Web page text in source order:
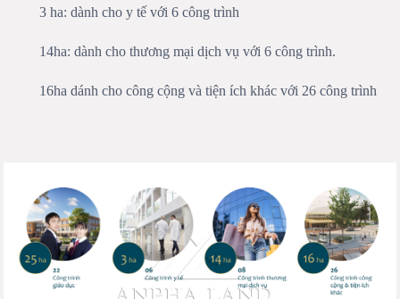
3 ha: dành cho y tế với 6 công trình
14ha: dành cho thương mại dịch vụ với 6 công trình.
16ha dánh cho công cộng và tiện ích khác với 26 công trình